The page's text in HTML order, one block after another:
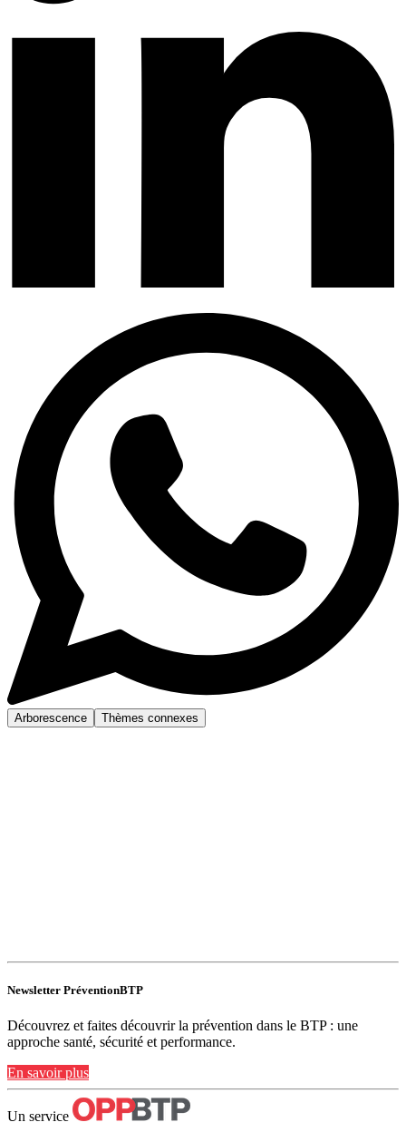
Arborescence Thèmes connexes
Newsletter PréventionBTP
Découvrez et faites découvrir la prévention dans le BTP : une
approche santé, sécurité et performance.
En savoir plus
Un service